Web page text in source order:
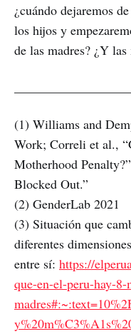
¿cuándo dejaremos
los hijos y
de las madres? ¿Y las
(1) Williams and
Work; Correli et al.,
Motherhood
Blocked Out.”
(2) GenderLab 2021
(3) Situación que
diferentes
entre sí: https://
que-en-el-peru-hay-